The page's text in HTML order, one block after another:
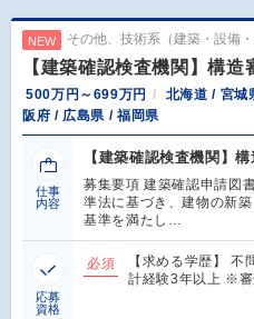
NEW その他、技術系（建築・設備
【建築確認検査機関】構造
500万円～699万円
北海道 / 宮城
阪府 / 広島県 / 福岡県
仕事
内容
【建築確認検査機関】
募集要項 建築確認申請図
準法に基づき、建物の新
基準を満たし…
応募
資格
必須
【求める学歴】
計経験3年以上 ※